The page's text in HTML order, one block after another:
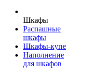
Шкафы
Распашные
шкафы
Шкафы-купе
Наполнение
для шкафов